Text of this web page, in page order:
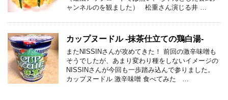
ャンネルのを観ました） 松重さん演じる井 …
カップヌードル -抹茶仕立ての鶏白湯-
またNISSINさんが攻めてきた！ 前回の激辛味噌も
そうでしたが、あまり変わり種をしないイメージの
NISSINさんが今回も一歩踏み込んで参りました。
カップヌードル 激辛味噌 食べてみた …